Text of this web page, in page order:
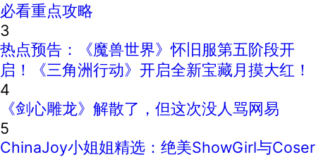
必看重点攻略
3
热点预告：《魔兽世界》怀旧服第五阶段开
启！《三角洲行动》开启全新宝藏月摸大红！
4
《剑心雕龙》解散了，但这次没人骂网易
5
ChinaJoy小姐姐精选：绝美ShowGirl与Coser